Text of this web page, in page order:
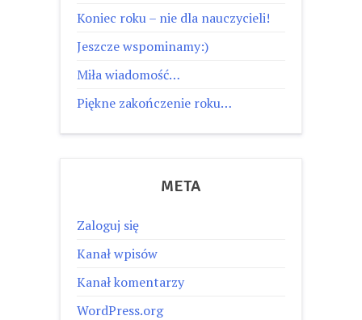
Koniec roku – nie dla nauczycieli!
Jeszcze wspominamy:)
Miła wiadomość…
Piękne zakończenie roku…
META
Zaloguj się
Kanał wpisów
Kanał komentarzy
WordPress.org